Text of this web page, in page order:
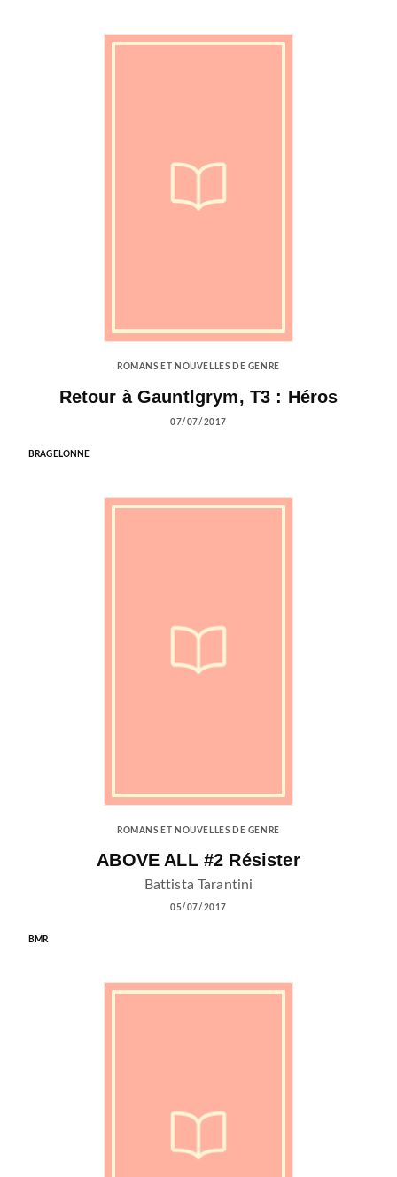
ROMANS ET NOUVELLES DE GENRE
Retour à Gauntlgrym, T3 : Héros
07/07/2017
BRAGELONNE
ROMANS ET NOUVELLES DE GENRE
ABOVE ALL #2 Résister
Battista Tarantini
05/07/2017
BMR